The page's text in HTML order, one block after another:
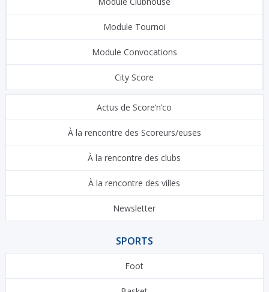
Module Tournoi
Module Convocations
City Score
Actus de Score’n’co
À la rencontre des Scoreurs/euses
À la rencontre des clubs
À la rencontre des villes
Newsletter
SPORTS
Foot